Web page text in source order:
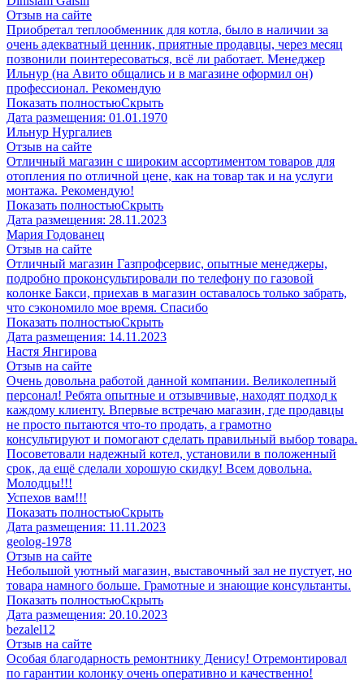
Отзыв на сайте
Приобретал теплообменник для котла, было в наличии за
очень адекватный ценник, приятные продавцы, через месяц
позвонили поинтересоваться, всё ли работает. Менеджер
Ильнур (на Авито общались и в магазине оформил он)
профессионал. Рекомендую
Показать полностьюСкрыть
Дата размещения: 01.01.1970
Ильнур Нургалиев
Отзыв на сайте
Отличный магазин с широким ассортиментом товаров для
отопления по отличной цене, как на товар так и на услуги
монтажа. Рекомендую!
Показать полностьюСкрыть
Дата размещения: 28.11.2023
Мария Годованец
Отзыв на сайте
Отличный магазин Газпрофсервис, опытные менеджеры,
подробно проконсультировали по телефону по газовой
колонке Бакси, приехав в магазин оставалось только забрать,
что сэкономило мое время. Спасибо
Показать полностьюСкрыть
Дата размещения: 14.11.2023
​Настя Янгирова
Отзыв на сайте
Очень довольна работой данной компании. Великолепный
персонал! Ребята опытные и отзывчивые, находят подход к
каждому клиенту. Впервые встречаю магазин, где продавцы
не просто пытаются что-то продать, а грамотно
консультируют и помогают сделать правильный выбор товара.
Посоветовали надежный котел, установили в положенный
срок, да ещё сделали хорошую скидку! Всем довольна.
Молодцы!!!
Успехов вам!!!
Показать полностьюСкрыть
Дата размещения: 11.11.2023
geolog-1978
Отзыв на сайте
Небольшой уютный магазин, выставочный зал не пустует, но
товара намного больше. Грамотные и знающие консультанты.
Показать полностьюСкрыть
Дата размещения: 20.10.2023
​bezalel12
Отзыв на сайте
Особая благодарность ремонтнику Денису! Отремонтировал
по гарантии колонку очень оперативно и качественно!